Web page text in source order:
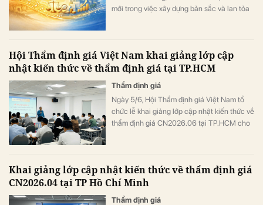
mới trong việc xây dựng bản sắc và lan tỏa
Hội Thẩm định giá Việt Nam khai giảng lớp cập
nhật kiến thức về thẩm định giá tại TP.HCM
Thẩm định giá
Ngày 5/6, Hội Thẩm định giá Việt Nam tổ
chức lễ khai giảng lớp cập nhật kiến thức về
thẩm định giá CN2026.06 tại TP.HCM cho
Khai giảng lớp cập nhật kiến thức về thẩm định giá
CN2026.04 tại TP Hồ Chí Minh
Thẩm định giá